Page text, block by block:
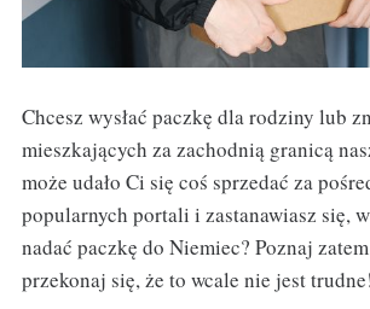
Chcesz wysłać paczkę dla rodziny lub
mieszkających za zachodnią granicą
może udało Ci się coś sprzedać za
popularnych portali i zastanawiasz się,
nadać paczkę do Niemiec? Poznaj
przekonaj się, że to wcale nie jest trudne!